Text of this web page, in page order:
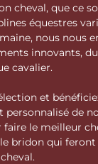
cheval, que ce
équestres
nous nous
innovants,
cavalier.
et
de
le meilleur
bridon qui